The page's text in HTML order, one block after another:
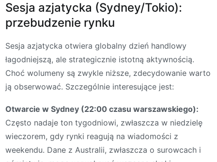
Sesja azjatycka (Sydney/Tokio):
przebudzenie rynku
Sesja azjatycka otwiera globalny dzień handlowy
łagodniejszą, ale strategicznie istotną aktywnością.
Choć wolumeny są zwykle niższe, zdecydowanie warto
ją obserwować. Szczególnie interesujące jest:
Otwarcie w Sydney (22:00 czasu warszawskiego):
Często nadaje ton tygodniowi, zwłaszcza w niedzielę
wieczorem, gdy rynki reagują na wiadomości z
weekendu. Dane z Australii, zwłaszcza o surowcach i